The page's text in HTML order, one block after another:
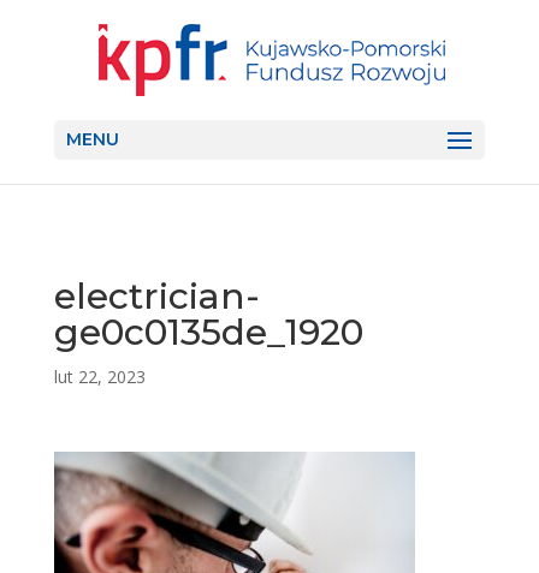
MENU
electrician-
ge0c0135de_1920
lut 22, 2023